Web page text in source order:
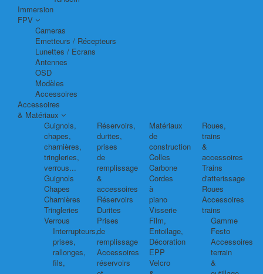
Immersion
FPV
Cameras
Emetteurs / Récepteurs
Lunettes / Ecrans
Antennes
OSD
Modèles
Accessoires
Accessoires
& Matériaux
Guignols,
chapes,
charnières,
tringleries,
verrous...
Guignols
Chapes
Charnières
Tringleries
Verrous
Interrupteurs,
prises,
rallonges,
fils,
Réservoirs,
durites,
prises
de
remplissage
&
accessoires
Réservoirs
Durites
Prises
de
remplissage
Accessoires
réservoirs
Matériaux
de
construction
Colles
Carbone
Cordes
à
piano
Visserie
Film,
Entoilage,
Décoration
EPP
Velcro
Roues,
trains
&
accessoires
Trains
d'atterissage
Roues
Accessoires
trains
Gamme
Festo
Accessoires
terrain
&